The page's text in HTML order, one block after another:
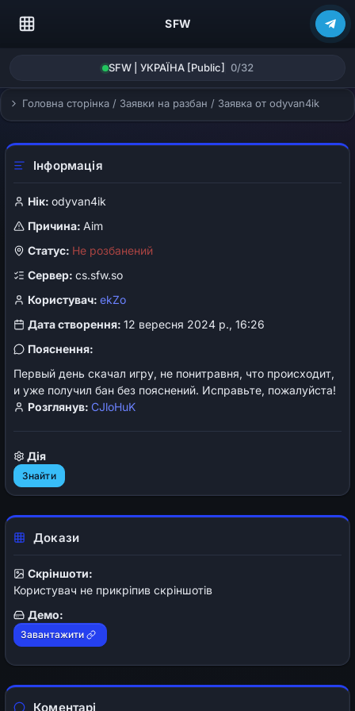
SFW
SFW | УКРАЇНА [Public] 0/32
Головна сторінка / Заявки на разбан / Заявка от odyvan4ik
Інформація
Нік: odyvan4ik
Причина: Aim
Статус: Не розбанений
Сервер: cs.sfw.so
Користувач: ekZo
Дата створення: 12 вересня 2024 р., 16:26
Пояснення:
Первый день скачал игру, не понитравня, что происходит,
и уже получил бан без пояснений. Исправьте, пожалуйста!
Розглянув: CJloHuK
Дія
Знайти
Докази
Скріншоти:
Користувач не прикріпив скріншотів
Демо:
Завантажити
Коментарі